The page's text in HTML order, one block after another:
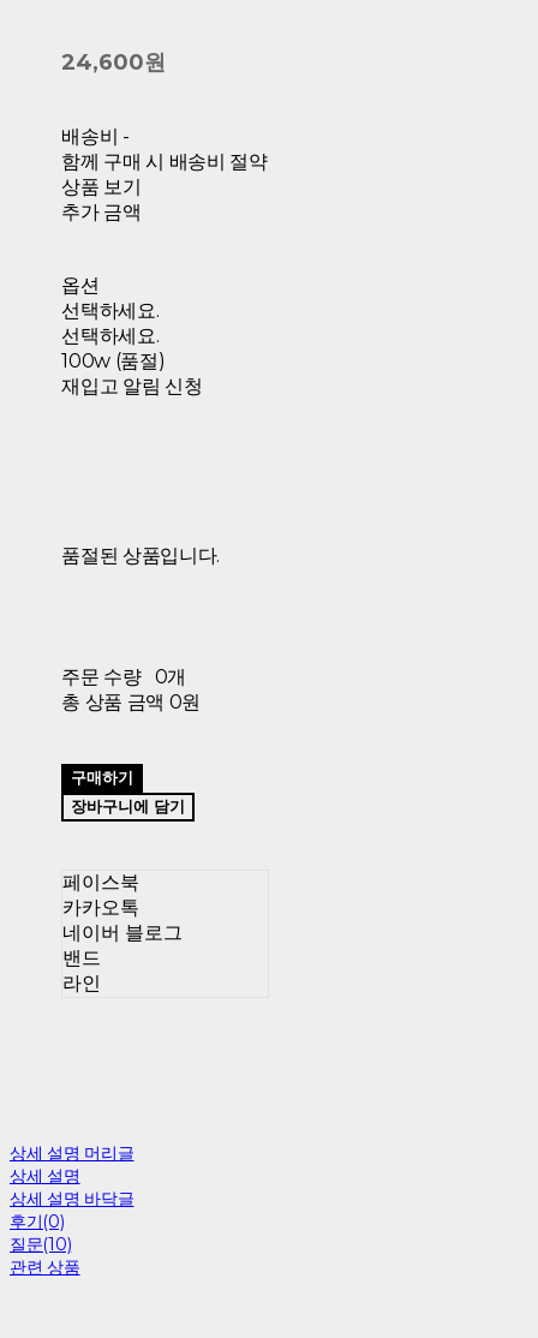
24,600원
배송비 -
함께 구매 시 배송비 절약
상품 보기
추가 금액
옵션
선택하세요.
선택하세요.
100w (품절)
재입고 알림 신청
품절된 상품입니다.
주문 수량
0개
총 상품 금액 0원
구매하기
장바구니에 담기
페이스북
카카오톡
네이버 블로그
밴드
라인
상세 설명 머리글
상세 설명
상세 설명 바닥글
후기(0)
질문(10)
관련 상품